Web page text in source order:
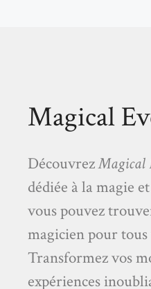
Magical
DécouvrezMagical
dédiée à la magie
vous pouvez
magicien pour tous
Transformez vos
expériences